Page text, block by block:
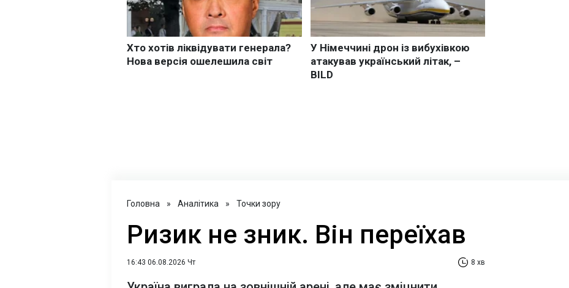
Головна » Аналітика » Точки зору
Ризик не зник. Він переїхав
16:43 06.08.2026 Чт 8 хв